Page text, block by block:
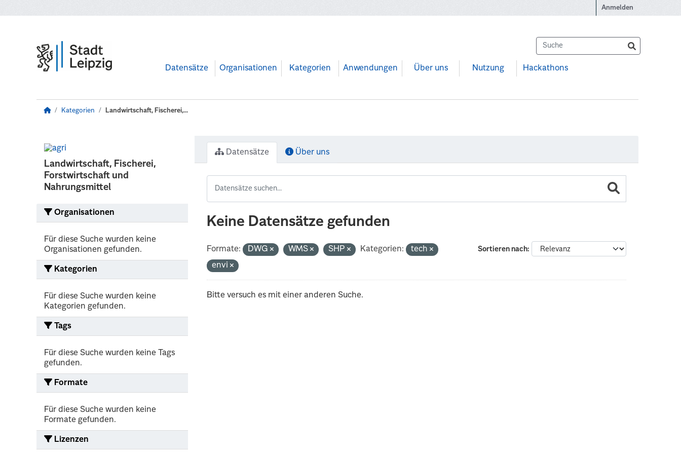
Anmelden
Datensätze Organisationen Kategorien Anwendungen Über uns Nutzung Hackathons
Kategorien Landwirtschaft, Fischerei,...
Landwirtschaft, Fischerei,
Forstwirtschaft und
Nahrungsmittel
Organisationen
Für diese Suche wurden keine
Organisationen gefunden.
Kategorien
Für diese Suche wurden keine
Kategorien gefunden.
Tags
Für diese Suche wurden keine Tags
gefunden.
Formate
Für diese Suche wurden keine
Formate gefunden.
Lizenzen
Datensätze Über uns
Keine Datensätze gefunden
Sortieren nach
Formate: DWG WMS SHP Kategorien:
tech
envi
Bitte versuch es mit einer anderen Suche.